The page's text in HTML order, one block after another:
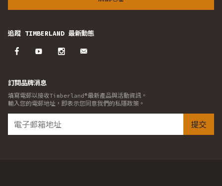
追蹤 TIMBERLAND 最新動態
訂閱品牌消息
填寫電郵以接收Timberland®最新產品與活動資訊。
輸入您的電郵地址，即表示您同意我們的私隱政策。
提交